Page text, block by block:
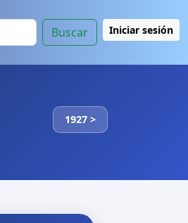
Buscar Iniciar sesión
1927 >